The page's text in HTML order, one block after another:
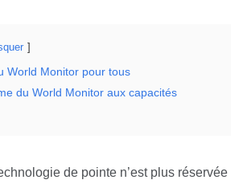
World Monitor pour tous
du World Monitor aux capacités
de pointe n’est plus réservée